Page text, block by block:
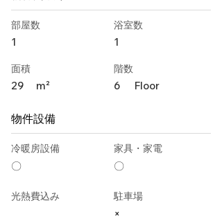
部屋数
1
面積
29 m²
浴室数
1
階数
6 Floor
物件設備
冷暖房設備
〇
家具・家電
〇
光熱費込み 駐車場
×